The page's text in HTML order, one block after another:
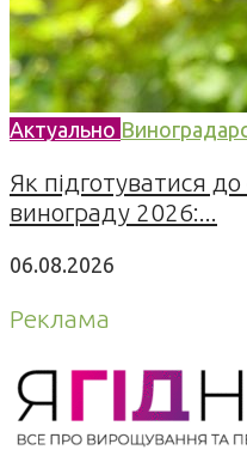
Актуально
Як підготуватися
винограду 2026:...
06.08.2026
Реклама